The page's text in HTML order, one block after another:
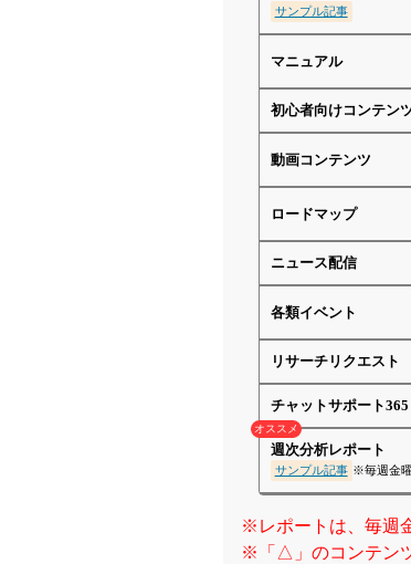
サンプル記事
マニュアル
初心者向けコンテン
動画コンテンツ
ロードマップ
ニュース配信
各類イベント
リサーチリクエスト
チャットサポート365
オススメ
週次分析レポート
サンプル記事 ※毎週金
※レポートは、毎週
※「△」のコンテン